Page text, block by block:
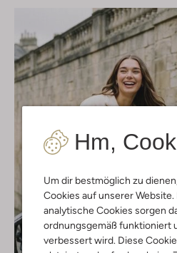
Hm,
Um dir bestmöglich zu
Cookies auf unserer
analytische Cookies sorgen
ordnungsgemäß funktioniert
verbessert wird. Diese